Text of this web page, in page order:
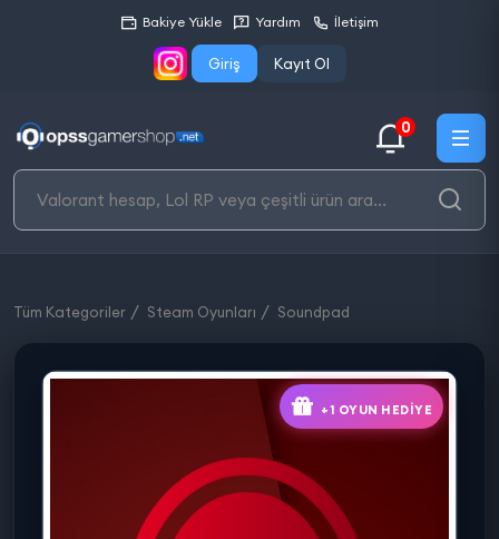
Bakiye Yükle Yardım İletişim
Giriş Kayıt Ol
0
Tüm Kategoriler Steam Oyunları Soundpad
+1 OYUN HEDIYE